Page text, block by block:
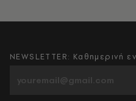
NEWSLETTER: Καθημερινή